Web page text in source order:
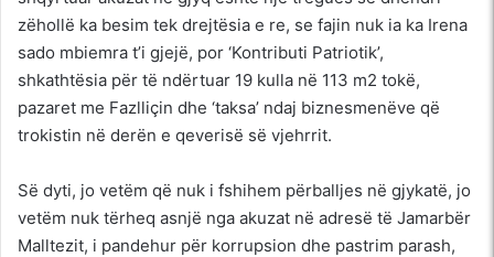
zëhollë ka besim tek drejtësia e re, se fajin nuk ia ka Irena
sado mbiemra t’i gjejë, por ‘Kontributi Patriotik’,
shkathtësia për të ndërtuar 19 kulla në 113 m2 tokë,
pazaret me Fazlliçin dhe ‘taksa’ ndaj biznesmenëve që
trokistin në derën e qeverisë së vjehrrit.
Së dyti, jo vetëm që nuk i fshihem përballjes në gjykatë, jo
vetëm nuk tërheq asnjë nga akuzat në adresë të Jamarbër
Malltezit, i pandehur për korrupsion dhe pastrim parash,